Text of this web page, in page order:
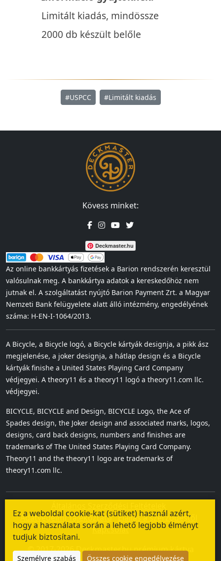
Limitált kiadás, mindössze
2000 db készült belőle
#USPCC #Limitált kiadás
Kövess minket:
Deckmaster.hu
Az online bankkártyás fizetések a Barion rendszerén keresztül
valósulnak meg. A bankkártya adatok a kereskedőhöz nem
jutnak el. A szolgáltatást nyújtó Barion Payment Zrt. a Magyar
Nemzeti Bank felügyelete alatt álló intézmény, engedélyének
száma: H-EN-I-1064/2013.
A Bicycle, a Bicycle logó, a Bicycle kártyák designja, a pikk ász
megjelenése, a joker designja, a hátlap design és a Bicycle
kártyák finishe a United States Playing Card Company
védjegyei. A theory11 és a theory11 logó a theory11.com llc.
védjegyei.
BICYCLE, BICYCLE and Design, BICYCLE Logo, the Ace of
Spades design, the Joker design and associated marks, logos,
designs, card back designs, numbers and finishes are
trademarks of The United States Playing Card Company.
Theory11 and the theory11 logo are trademarks of
theory11.com llc.
Adatvédelmi Tájékoztató
Elállás a szerződéstől
Kapcsolat
© 2017-2026 Deckmaster.hu prémium kártya
Ez a weboldal cookie-kat (sütiket) használ azért,
hogy a használata során a lehető legjobb élményt
tudjuk biztosítani.
Személyre szabás Összes cookie engedélyezése